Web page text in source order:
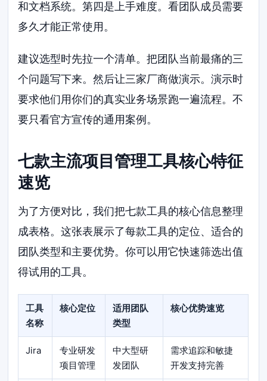
和文档系统。第四是上手难度。看团队成员需要
多久才能正常使用。
建议选型时先拉一个清单。把团队当前最痛的三
个问题写下来。然后让三家厂商做演示。演示时
要求他们用你们的真实业务场景跑一遍流程。不
要只看官方宣传的通用案例。
七款主流项目管理工具核心特征
速览
为了方便对比，我们把七款工具的核心信息整理
成表格。这张表展示了每款工具的定位、适合的
团队类型和主要优势。你可以用它快速筛选出值
得试用的工具。
工具
名称
核心定位
适用团队
类型
核心优势速览
Jira
专业研发
项目管理
中大型研
发团队
需求追踪和敏捷
开发支持完善